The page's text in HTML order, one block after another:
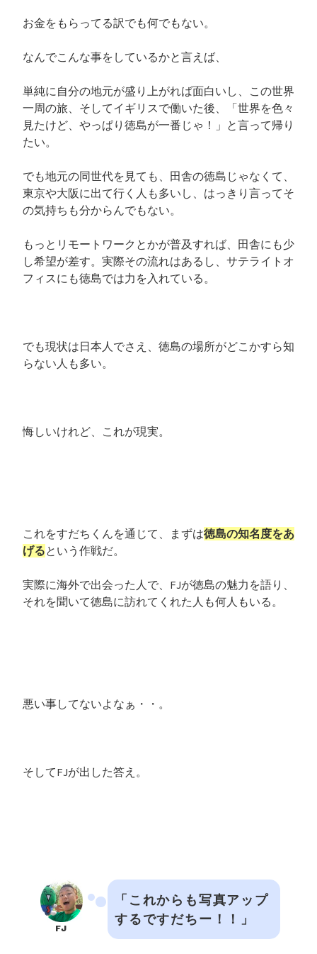
お金をもらってる訳でも何でもない。
なんでこんな事をしているかと言えば、
単純に自分の地元が盛り上がれば面白いし、この世界
一周の旅、そしてイギリスで働いた後、「世界を色々
見たけど、やっぱり徳島が一番じゃ！」と言って帰り
たい。
でも地元の同世代を見ても、田舎の徳島じゃなくて、
東京や大阪に出て行く人も多いし、はっきり言ってそ
の気持ちも分からんでもない。
もっとリモートワークとかが普及すれば、田舎にも少
し希望が差す。実際その流れはあるし、サテライトオ
フィスにも徳島では力を入れている。
でも現状は日本人でさえ、徳島の場所がどこかすら知
らない人も多い。
悔しいけれど、これが現実。
これをすだちくんを通じて、まずは徳島の知名度をあ
げるという作戦だ。
実際に海外で出会った人で、FJが徳島の魅力を語り、
それを聞いて徳島に訪れてくれた人も何人もいる。
悪い事してないよなぁ・・。
そしてFJが出した答え。
FJ
「これからも写真アップ
するですだちー！！」